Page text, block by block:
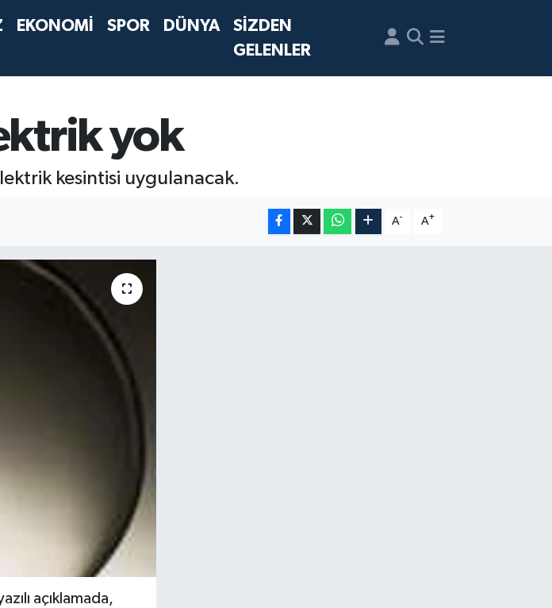
EKONOMİ SPOR DÜNYA
SİZDEN
GELENLER
yok
kesintisi uygulanacak.
A- A+
açıklamada,